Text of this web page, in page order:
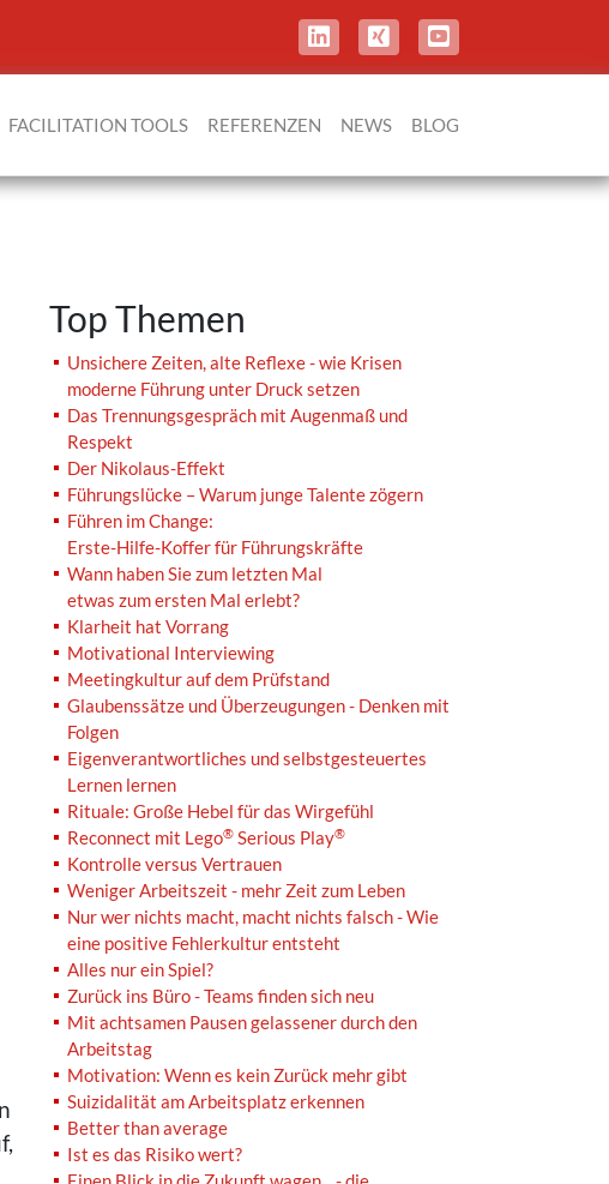
FACILITATION TOOLS REFERENZEN NEWS BLOG
Top Themen
Unsichere Zeiten, alte Reflexe - wie Krisen
moderne Führung unter Druck setzen
Das Trennungsgespräch mit Augenmaß und
Respekt
Der Nikolaus-Effekt
Führungslücke – Warum junge Talente zögern
Führen im Change:
Erste-Hilfe-Koffer für Führungskräfte
Wann haben Sie zum letzten Mal
etwas zum ersten Mal erlebt?
Klarheit hat Vorrang
Motivational Interviewing
Meetingkultur auf dem Prüfstand
Glaubenssätze und Überzeugungen - Denken mit
Folgen
Eigenverantwortliches und selbstgesteuertes
Lernen lernen
Rituale: Große Hebel für das Wirgefühl
Reconnect mit Lego® Serious Play®
Kontrolle versus Vertrauen
Weniger Arbeitszeit - mehr Zeit zum Leben
Nur wer nichts macht, macht nichts falsch - Wie
eine positive Fehlerkultur entsteht
Alles nur ein Spiel?
Zurück ins Büro - Teams finden sich neu
Mit achtsamen Pausen gelassener durch den
Arbeitstag
Motivation: Wenn es kein Zurück mehr gibt
Suizidalität am Arbeitsplatz erkennen
Better than average
Ist es das Risiko wert?